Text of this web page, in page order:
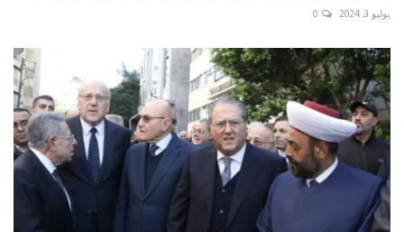
يوليو 3, 2024 0